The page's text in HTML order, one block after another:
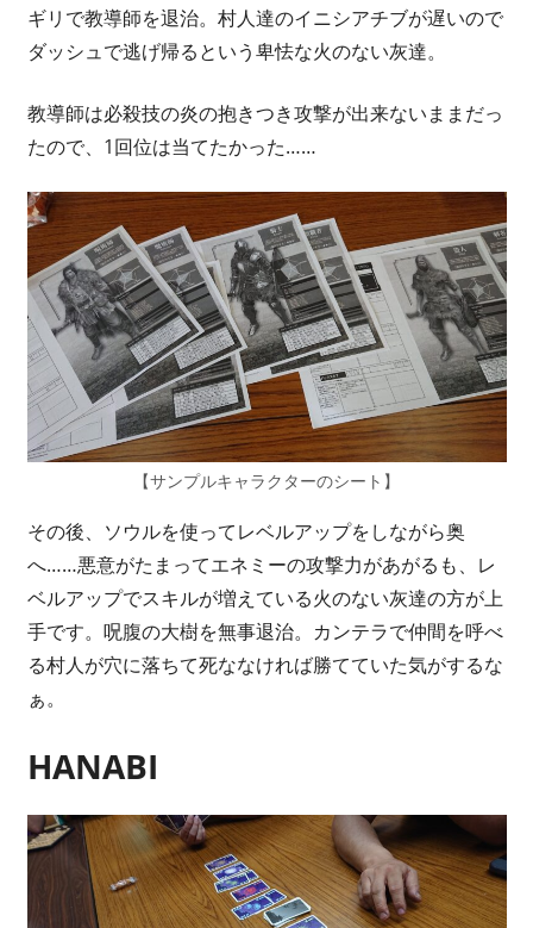
ギリで教導師を退治。村人達のイニシアチブが遅いので
ダッシュで逃げ帰るという卑怯な火のない灰達。
教導師は必殺技の炎の抱きつき攻撃が出来ないままだっ
たので、1回位は当てたかった……
【サンプルキャラクターのシート】
その後、ソウルを使ってレベルアップをしながら奥
へ……悪意がたまってエネミーの攻撃力があがるも、レ
ベルアップでスキルが増えている火のない灰達の方が上
手です。呪腹の大樹を無事退治。カンテラで仲間を呼べ
る村人が穴に落ちて死ななければ勝てていた気がするな
ぁ。
HANABI